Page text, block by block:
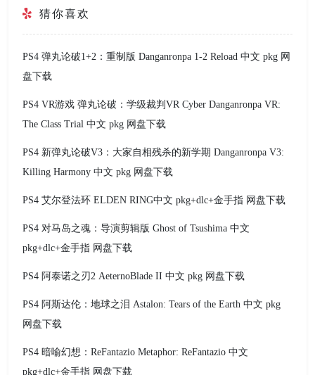
猜你喜欢
PS4 弹丸论破1+2：重制版 Danganronpa 1-2 Reload 中文 pkg 网
盘下载
PS4 VR游戏 弹丸论破：学级裁判VR Cyber Danganronpa VR:
The Class Trial 中文 pkg 网盘下载
PS4 新弹丸论破V3：大家自相残杀的新学期 Danganronpa V3:
Killing Harmony 中文 pkg 网盘下载
PS4 艾尔登法环 ELDEN RING中文 pkg+dlc+金手指 网盘下载
PS4 对马岛之魂：导演剪辑版 Ghost of Tsushima 中文
pkg+dlc+金手指 网盘下载
PS4 阿泰诺之刃2 AeternoBlade II 中文 pkg 网盘下载
PS4 阿斯达伦：地球之泪 Astalon: Tears of the Earth 中文 pkg
网盘下载
PS4 暗喻幻想：ReFantazio Metaphor: ReFantazio 中文
pkg+dlc+金手指 网盘下载